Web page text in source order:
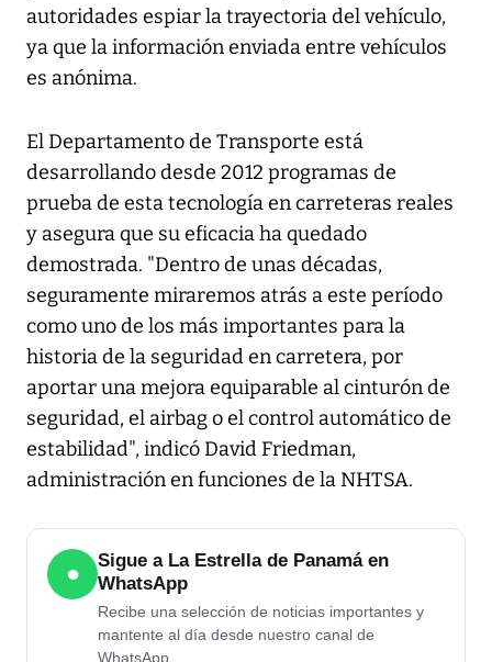
autoridades espiar la trayectoria del vehículo,
ya que la información enviada entre vehículos
es anónima.
El Departamento de Transporte está
desarrollando desde 2012 programas de
prueba de esta tecnología en carreteras reales
y asegura que su eficacia ha quedado
demostrada. "Dentro de unas décadas,
seguramente miraremos atrás a este período
como uno de los más importantes para la
historia de la seguridad en carretera, por
aportar una mejora equiparable al cinturón de
seguridad, el airbag o el control automático de
estabilidad", indicó David Friedman,
administración en funciones de la NHTSA.
●
Sigue a La Estrella de Panamá en
WhatsApp
Recibe una selección de noticias importantes y
mantente al día desde nuestro canal de
WhatsApp.